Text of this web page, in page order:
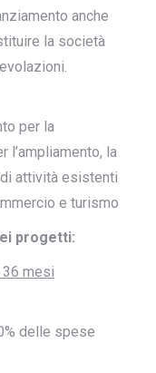
anche
la società
per la
l’ampliamento, la
attività esistenti
e turismo
progetti:
mesi
delle spese